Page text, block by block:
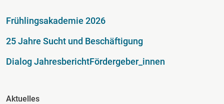
Fußzeile
Frühlingsakademie 2026
25 Jahre Sucht und Beschäftigung
Dialog JahresberichtFördergeber_innen
Fusszeile Spalte 2
Aktuelles